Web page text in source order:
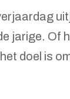
jarige. Of
doel is